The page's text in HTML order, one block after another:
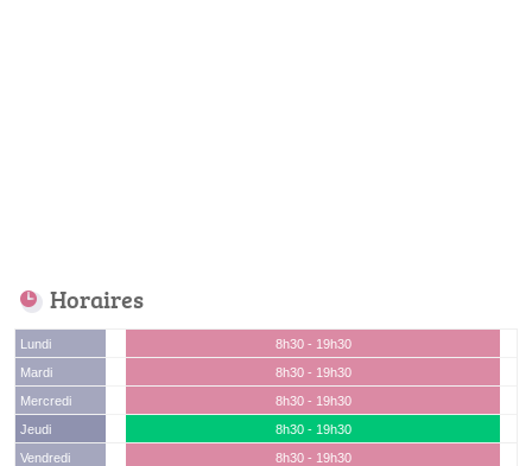
Horaires
Lundi
8h30 - 19h30
Mardi
8h30 - 19h30
Mercredi
8h30 - 19h30
Jeudi
8h30 - 19h30
Vendredi
8h30 - 19h30